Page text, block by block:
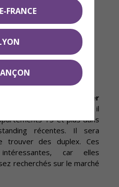
vous pourrez y acheter
des T3 et T4
. Mais, il
T5 et plus dans
récentes. Il sera
trouver des duplex. Ces
car elles
recherchés sur le marché
FRANCE